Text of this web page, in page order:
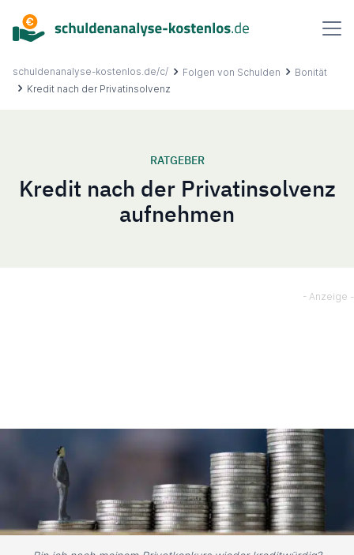
springen
schuldenanalyse-kostenlos.de/c/ Folgen von Schulden
Bonität
Kredit nach der Privatinsolvenz
RATGEBER
Kredit nach der Privatinsolvenz
aufnehmen